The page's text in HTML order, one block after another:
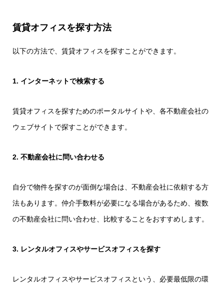
賃貸オフィスを探す方法
以下の方法で、賃貸オフィスを探すことができます。
1. インターネットで検索する
賃貸オフィスを探すためのポータルサイトや、各不動産会社の
ウェブサイトで探すことができます。
2. 不動産会社に問い合わせる
自分で物件を探すのが面倒な場合は、不動産会社に依頼する方
法もあります。仲介手数料が必要になる場合があるため、複数
の不動産会社に問い合わせ、比較することをおすすめします。
3. レンタルオフィスやサービスオフィスを探す
レンタルオフィスやサービスオフィスという、必要最低限の環